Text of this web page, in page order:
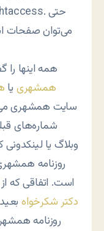
می‌توان صفحات
همه اینها
همشهری یا
سایت همشهری
شماره‌های
وبلاگ یا
روزنامه
است. اتفاقی
دکتر شکرخواه
روزنامه